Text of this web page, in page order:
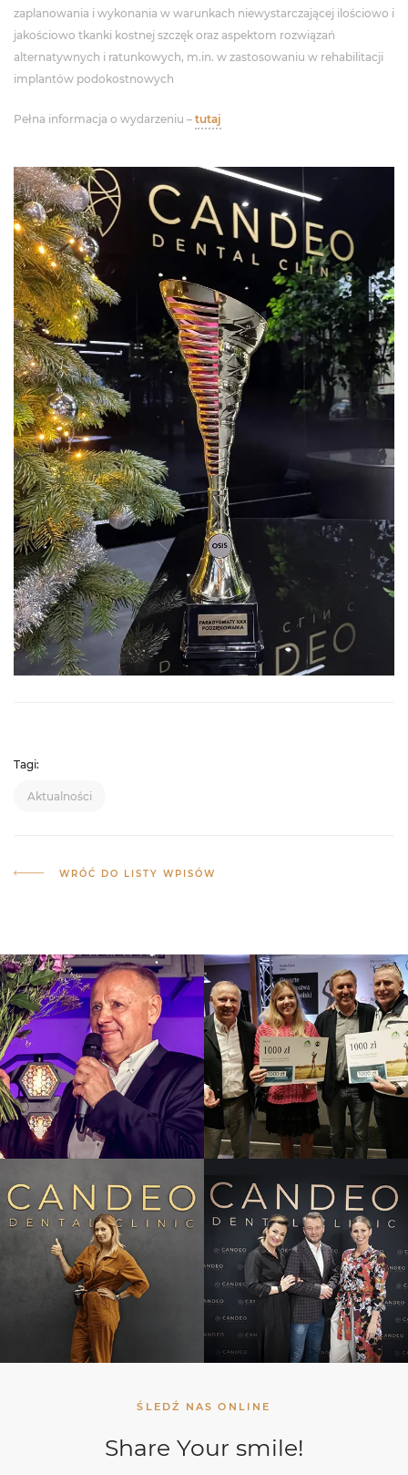
zaplanowania i wykonania w warunkach niewystarczającej ilościowo i
jakościowo tkanki kostnej szczęk oraz aspektom rozwiązań
alternatywnych i ratunkowych, m.in. w zastosowaniu w rehabilitacji
implantów podokostnowych
Pełna informacja o wydarzeniu – tutaj
Tagi:
Aktualności
WRÓĆ DO LISTY WPISÓW
ŚLEDŹ NAS ONLINE
Share Your smile!